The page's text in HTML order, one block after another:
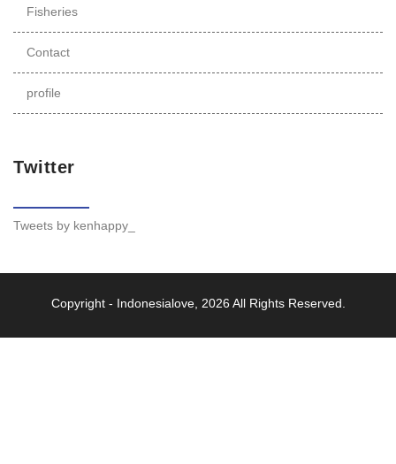
Fisheries
Contact
profile
Twitter
Tweets by kenhappy_
Copyright - Indonesialove, 2026 All Rights Reserved.